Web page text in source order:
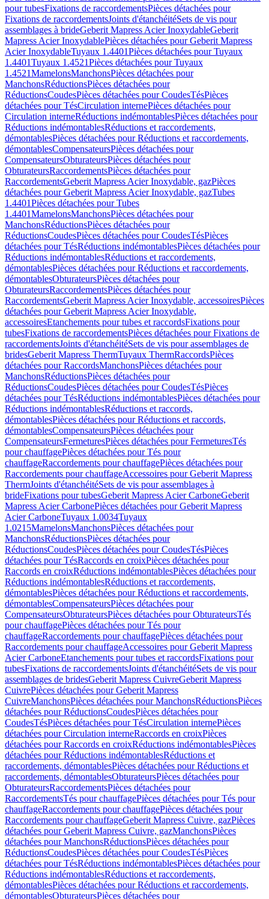
pour tubesFixations de raccordementsPièces détachées pour
Fixations de raccordementsJoints d'étanchéitéSets de vis pour
assemblages à brideGeberit Mapress Acier InoxydableGeberit
Mapress Acier InoxydablePièces détachées pour Geberit Mapress
Acier InoxydableTuyaux 1.4401Pièces détachées pour Tuyaux
1.4401Tuyaux 1.4521Pièces détachées pour Tuyaux
1.4521MamelonsManchonsPièces détachées pour
ManchonsRéductionsPièces détachées pour
RéductionsCoudesPièces détachées pour CoudesTésPièces
détachées pour TésCirculation internePièces détachées pour
Circulation interneRéductions indémontablesPièces détachées pour
Réductions indémontablesRéductions et raccordements,
démontablesPièces détachées pour Réductions et raccordements,
démontablesCompensateursPièces détachées pour
CompensateursObturateursPièces détachées pour
ObturateursRaccordementsPièces détachées pour
RaccordementsGeberit Mapress Acier Inoxydable, gazPièces
détachées pour Geberit Mapress Acier Inoxydable, gazTubes
1.4401Pièces détachées pour Tubes
1.4401MamelonsManchonsPièces détachées pour
ManchonsRéductionsPièces détachées pour
RéductionsCoudesPièces détachées pour CoudesTésPièces
détachées pour TésRéductions indémontablesPièces détachées pour
Réductions indémontablesRéductions et raccordements,
démontablesPièces détachées pour Réductions et raccordements,
démontablesObturateursPièces détachées pour
ObturateursRaccordementsPièces détachées pour
RaccordementsGeberit Mapress Acier Inoxydable, accessoiresPièces
détachées pour Geberit Mapress Acier Inoxydable,
accessoiresEtanchements pour tubes et raccordsFixations pour
tubesFixations de raccordementsPièces détachées pour Fixations de
raccordementsJoints d'étanchéitéSets de vis pour assemblages de
bridesGeberit Mapress ThermTuyaux ThermRaccordsPièces
détachées pour RaccordsManchonsPièces détachées pour
ManchonsRéductionsPièces détachées pour
RéductionsCoudesPièces détachées pour CoudesTésPièces
détachées pour TésRéductions indémontablesPièces détachées pour
Réductions indémontablesRéductions et raccords,
démontablesPièces détachées pour Réductions et raccords,
démontablesCompensateursPièces détachées pour
CompensateursFermeturesPièces détachées pour FermeturesTés
pour chauffagePièces détachées pour Tés pour
chauffageRaccordements pour chauffagePièces détachées pour
Raccordements pour chauffageAccessoires pour Geberit Mapress
ThermJoints d'étanchéitéSets de vis pour assemblages à
brideFixations pour tubesGeberit Mapress Acier CarboneGeberit
Mapress Acier CarbonePièces détachées pour Geberit Mapress
Acier CarboneTuyaux 1.0034Tuyaux
1.0215MamelonsManchonsPièces détachées pour
ManchonsRéductionsPièces détachées pour
RéductionsCoudesPièces détachées pour CoudesTésPièces
détachées pour TésRaccords en croixPièces détachées pour
Raccords en croixRéductions indémontablesPièces détachées pour
Réductions indémontablesRéductions et raccordements,
démontablesPièces détachées pour Réductions et raccordements,
démontablesCompensateursPièces détachées pour
CompensateursObturateursPièces détachées pour ObturateursTés
pour chauffagePièces détachées pour Tés pour
chauffageRaccordements pour chauffagePièces détachées pour
Raccordements pour chauffageAccessoires pour Geberit Mapress
Acier CarboneEtanchements pour tubes et raccordsFixations pour
tubesFixations de raccordementsJoints d'étanchéitéSets de vis pour
assemblages de bridesGeberit Mapress CuivreGeberit Mapress
CuivrePièces détachées pour Geberit Mapress
CuivreManchonsPièces détachées pour ManchonsRéductionsPièces
détachées pour RéductionsCoudesPièces détachées pour
CoudesTésPièces détachées pour TésCirculation internePièces
détachées pour Circulation interneRaccords en croixPièces
détachées pour Raccords en croixRéductions indémontablesPièces
détachées pour Réductions indémontablesRéductions et
raccordements, démontablesPièces détachées pour Réductions et
raccordements, démontablesObturateursPièces détachées pour
ObturateursRaccordementsPièces détachées pour
RaccordementsTés pour chauffagePièces détachées pour Tés pour
chauffageRaccordements pour chauffagePièces détachées pour
Raccordements pour chauffageGeberit Mapress Cuivre, gazPièces
détachées pour Geberit Mapress Cuivre, gazManchonsPièces
détachées pour ManchonsRéductionsPièces détachées pour
RéductionsCoudesPièces détachées pour CoudesTésPièces
détachées pour TésRéductions indémontablesPièces détachées pour
Réductions indémontablesRéductions et raccordements,
démontablesPièces détachées pour Réductions et raccordements,
démontablesObturateursPièces détachées pour